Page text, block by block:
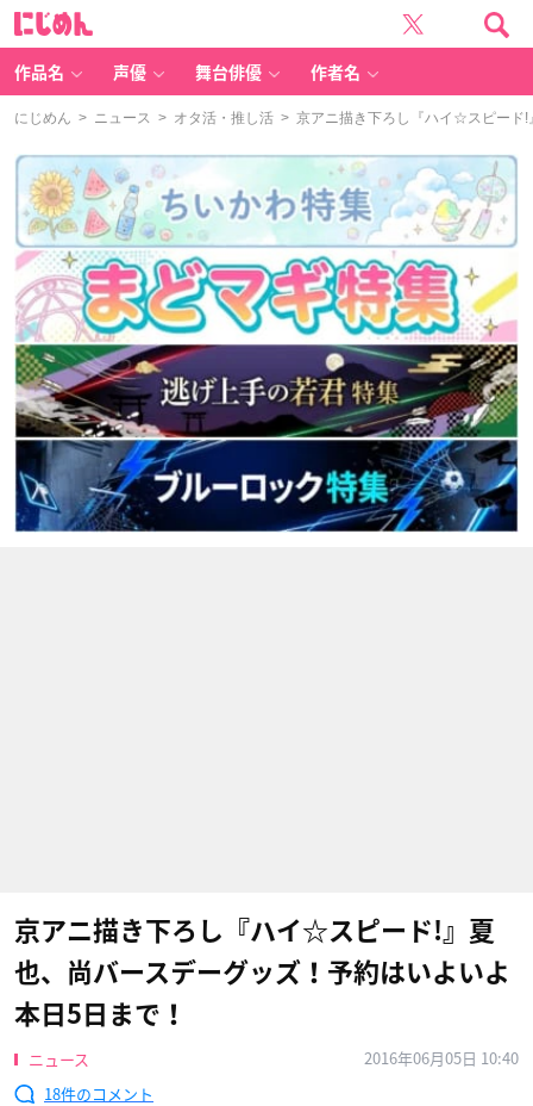
作品名 声優 舞台俳優 作者名
にじめん > ニュース > オタ活・推し活 > 京アニ描き下ろし『ハイ☆スピード!
京アニ描き下ろし『ハイ☆スピード!』夏
也、尚バースデーグッズ！予約はいよいよ
本日5日まで！
ニュース
2016年06月05日 10:40
18